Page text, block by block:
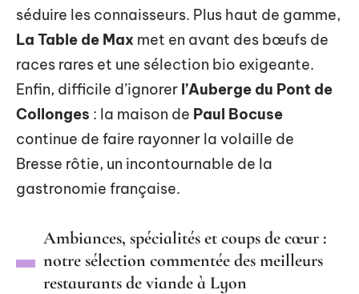
séduire les connaisseurs. Plus haut de gamme,
La Table de Max met en avant des bœufs de
races rares et une sélection bio exigeante.
Enfin, difficile d’ignorer l’Auberge du Pont de
Collonges : la maison de Paul Bocuse
continue de faire rayonner la volaille de
Bresse rôtie, un incontournable de la
gastronomie française.
Ambiances, spécialités et coups de cœur :
notre sélection commentée des meilleurs
restaurants de viande à Lyon